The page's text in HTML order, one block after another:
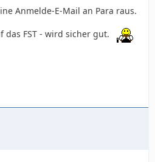
Anmelde-E-Mail an Para raus.
das FST - wird sicher gut.